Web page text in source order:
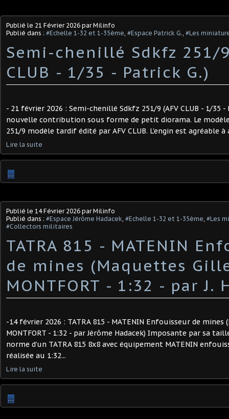
Publié le 21 Février 2026 par Milinfo
Publié dans : #Echelle 1-32 et 1-35ème, #Espace Patrick G., #Les
Semi-chenillé Sdkfz 251/
CLUB - 1/35 - Patrick G.) ​
- 21 février 2026 : Semi-chenillé Sdkfz 251/9 (AFV CLUB - 1/35 -
nouvelle contribution sous forme de petit diorama. Le
251/9 modèle tardif édité par AFV CLUB. L'engin est agréable
Lire la suite
…
Publié le 14 Février 2026 par Milinfo
Publié dans : #Espace Jérôme Hadacek, #Echelle 1-32 et 1-35ème, #Les
#Collectors militaires
TATRA 815 - MATENIN
de mines (Maquettes
MONTFORT - 1:32 - par J.
-14 février 2026 : TATRA 815 - MATENIN Enfouisseur de mines
MONTFORT - 1:32 - par Jérôme Hadacek) Imposante par sa
norme d’un TATRA 815 8x8 avec équipement MATENIN
réalisée au 1:32...
Lire la suite
…